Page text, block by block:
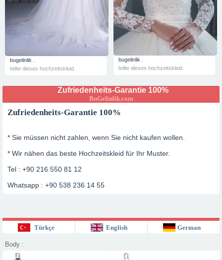
bugelinlik .
teilte dieses hochzeitskleid.
bugelinlik .
teilte dieses hochzeitskleid.
Zufriedenheits-Garantie 100%
BuGelinlik.com
Zufriedenheits-Garantie 100%
* Sie müssen nicht zahlen, wenn Sie nicht kaufen wollen.
* Wir nähen das beste Hochzeitskleid für Ihr Muster.
Tel : +90 216 550 81 12
Whatsapp : +90 538 236 14 55
Türkçe English German
Body :